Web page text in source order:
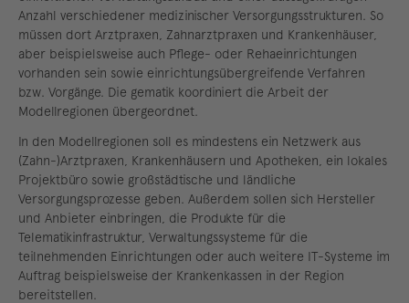
Anzahl verschiedener medizinischer Versorgungsstrukturen. So
müssen dort Arztpraxen, Zahnarztpraxen und Krankenhäuser,
aber beispielsweise auch Pflege- oder Rehaeinrichtungen
vorhanden sein sowie einrichtungsübergreifende Verfahren
bzw. Vorgänge. Die gematik koordiniert die Arbeit der
Modellregionen übergeordnet.
In den Modellregionen soll es mindestens ein Netzwerk aus
(Zahn-)Arztpraxen, Krankenhäusern und Apotheken, ein lokales
Projektbüro sowie großstädtische und ländliche
Versorgungsprozesse geben. Außerdem sollen sich Hersteller
und Anbieter einbringen, die Produkte für die
Telematikinfrastruktur, Verwaltungssysteme für die
teilnehmenden Einrichtungen oder auch weitere IT-Systeme im
Auftrag beispielsweise der Krankenkassen in der Region
bereitstellen.